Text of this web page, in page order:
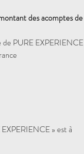
des acomptes de
de PURE EXPERIENCE
» est à